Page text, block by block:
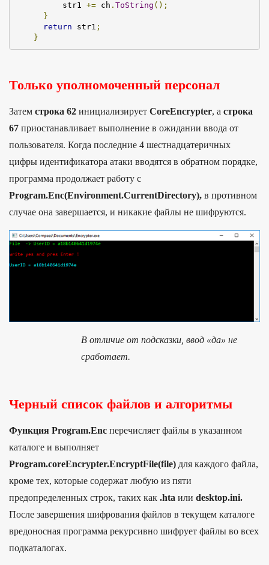
      str1
+= ch . ToString ();
}
return str1 ;
}
Только уполномоченный персонал
Затем строка 62 инициализирует CoreEncrypter, а строка
67 приостанавливает выполнение в ожидании ввода от
пользователя. Когда последние 4 шестнадцатеричных
цифры идентификатора атаки вводятся в обратном порядке,
программа продолжает работу с
Program.Enc(Environment.CurrentDirectory), в противном
случае она завершается, и никакие файлы не шифруются.
В отличие от подсказки, ввод «да» не
сработает.
Черный список файлов и алгоритмы
Функция Program.Enc перечисляет файлы в указанном
каталоге и выполняет
Program.coreEncrypter.EncryptFile(file) для каждого файла,
кроме тех, которые содержат любую из пяти
предопределенных строк, таких как .hta или desktop.ini.
После завершения шифрования файлов в текущем каталоге
вредоносная программа рекурсивно шифрует файлы во всех
подкаталогах.